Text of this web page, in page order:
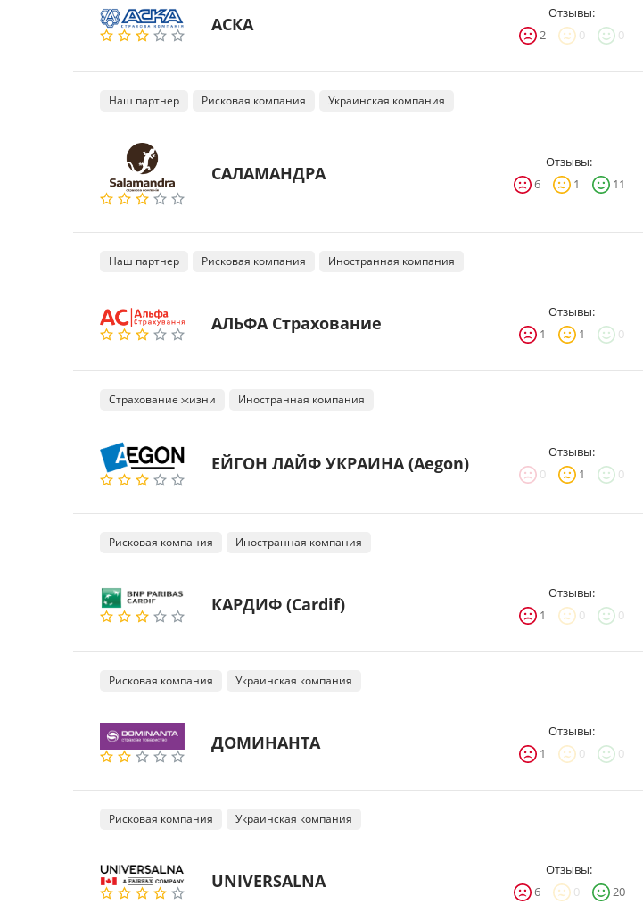
АСКА
Отзывы:
2
0 0
Наш партнер Рисковая компания Украинская компания
САЛАМАНДРА
Отзывы:
6
1 11
Наш партнер Рисковая компания Иностранная компания
АЛЬФА Страхование
Отзывы:
1
1 0
Страхование жизни Иностранная компания
ЕЙГОН ЛАЙФ УКРАИНА (Aegon)
Отзывы:
0
1 0
Рисковая компания Иностранная компания
КАРДИФ (Cardif)
Отзывы:
1
0 0
Рисковая компания Украинская компания
ДОМИНАНТА
Отзывы:
1
0 0
Рисковая компания Украинская компания
UNIVERSALNA
Отзывы:
6
0 20